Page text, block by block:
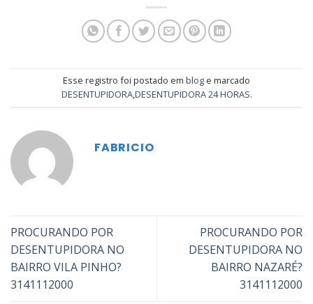
Esse registro foi postado em blog e marcado
DESENTUPIDORA,DESENTUPIDORA 24 HORAS.
FABRICIO
PROCURANDO POR
DESENTUPIDORA NO
BAIRRO VILA PINHO?
3141112000
PROCURANDO POR
DESENTUPIDORA NO
BAIRRO NAZARÉ?
3141112000